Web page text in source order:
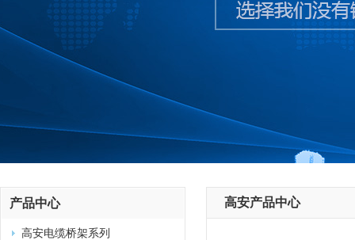
产品中心
高安电缆桥架系列
高安产品中心